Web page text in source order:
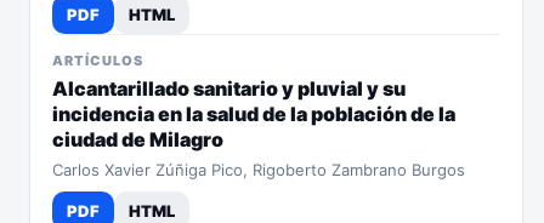
PDF HTML
ARTÍCULOS
Alcantarillado sanitario y pluvial y su
incidencia en la salud de la población de la
ciudad de Milagro
Carlos Xavier Zúñiga Pico, Rigoberto Zambrano Burgos
PDF HTML